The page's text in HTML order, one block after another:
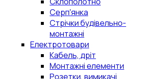
Серп'янка
Стрічки будівельно-
монтажні
Електротовари
Кабель, дріт
Монтажні елементи
Розетки, вимикачі